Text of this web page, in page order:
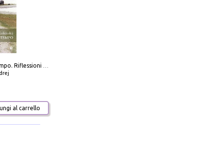
Scolpire il tempo. Riflessioni sul cinema.
al carrello